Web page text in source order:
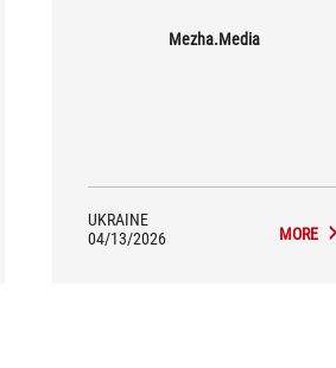
on the water block.
Mezha.Media
UKRAINE
04/13/2026
MORE